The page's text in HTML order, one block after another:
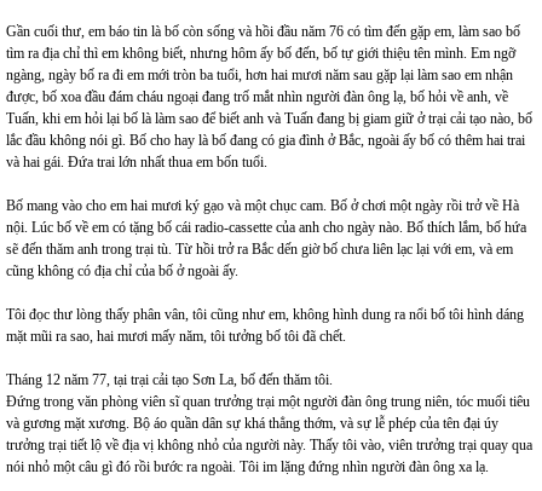
Gần cuối thư, em báo tin là bố còn sống và hồi đầu năm 76 có tìm đến gặp em, làm sao bố
tìm ra địa chỉ thì em không biết, nhưng hôm ấy bố đến, bố tự giới thiệu tên mình. Em ngỡ
ngàng, ngày bố ra đi em mới tròn ba tuổi, hơn hai mươi năm sau gặp lại làm sao em nhận
được, bố xoa đầu đám cháu ngoại đang trố mắt nhìn người đàn ông lạ, bố hỏi về anh, về
Tuấn, khi em hỏi lại bố là làm sao để biết anh và Tuấn đang bị giam giữ ở trại cải tạo nào, bố
lắc đầu không nói gì. Bố cho hay là bố đang có gia đình ở Bắc, ngoài ấy bố có thêm hai trai
và hai gái. Đứa trai lớn nhất thua em bốn tuổi.
Bố mang vào cho em hai mươi ký gạo và một chục cam. Bố ở chơi một ngày rồi trở về Hà
nội. Lúc bố về em có tặng bố cái radio-cassette của anh cho ngày nào. Bố thích lắm, bố hứa
sẽ đến thăm anh trong trại tù. Từ hồi trở ra Bắc dến giờ bố chưa liên lạc lại với em, và em
cũng không có địa chỉ của bố ở ngoài ấy.
Tôi đọc thư lòng thấy phân vân, tôi cũng như em, không hình dung ra nổi bố tôi hình dáng
mặt mũi ra sao, hai mươi mấy năm, tôi tưởng bố tôi đã chết.
Tháng 12 năm 77, tại trại cải tạo Sơn La, bố đến thăm tôi.
Đứng trong văn phòng viên sĩ quan trưởng trại một người đàn ông trung niên, tóc muối tiêu
và gương mặt xương. Bộ áo quần dân sự khá thẳng thớm, và sự lễ phép của tên đại úy
trưởng trại tiết lộ về địa vị không nhỏ của người này. Thấy tôi vào, viên trưởng trại quay qua
nói nhỏ một câu gì đó rồi bước ra ngoài. Tôi im lặng đứng nhìn người đàn ông xa lạ.